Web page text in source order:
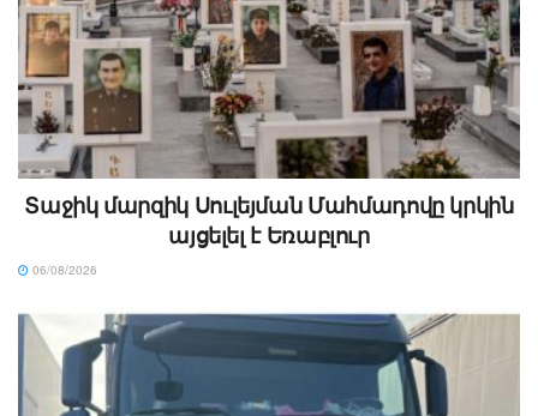
Տաջիկ մարզիկ Սուլեյման Մահմադովը կրկին
այցելել է Եռաբլուր
06/08/2026